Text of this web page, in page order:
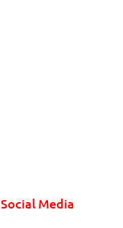
Social Media